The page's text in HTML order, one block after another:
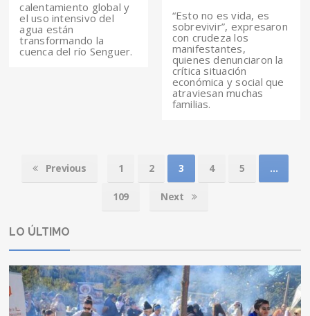
calentamiento global y
el uso intensivo del
agua están
transformando la
cuenca del río Senguer.
“Esto no es vida, es
sobrevivir”, expresaron
con crudeza los
manifestantes,
quienes denunciaron la
crítica situación
económica y social que
atraviesan muchas
familias.
Previous 1 2 3 4 5 …
109 Next
LO ÚLTIMO